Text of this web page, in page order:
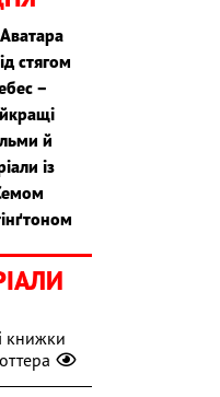
стягом
–
й
із
книжки